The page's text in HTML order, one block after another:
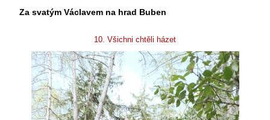
Za svatým Václavem na hrad Buben
10. Všichni chtěli házet